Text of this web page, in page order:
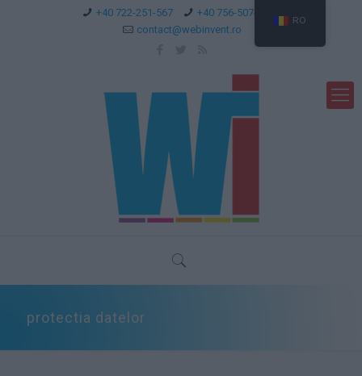
+40 722-251-567
+40 756-507-744
contact@webinvent.ro
protectia datelor
RO